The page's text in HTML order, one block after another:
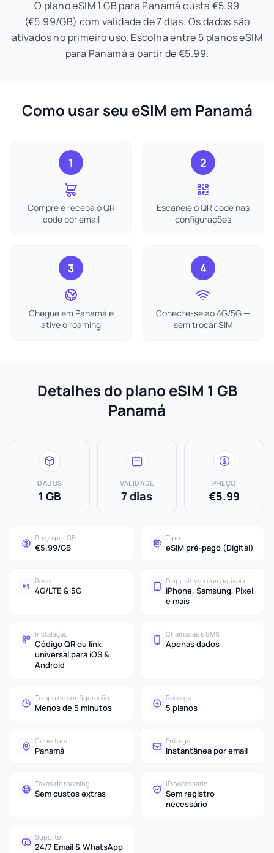
O plano eSIM 1 GB para Panamá custa €5.99
(€5.99/GB) com validade de 7 dias. Os dados são
ativados no primeiro uso. Escolha entre 5 planos eSIM
para Panamá a partir de €5.99.
Como usar seu eSIM em Panamá
1
Compre e receba o QR
code por email
2
Escaneie o QR code nas
configurações
3
Chegue em Panamá e
ative o roaming
4
Conecte-se ao 4G/5G —
sem trocar SIM
Detalhes do plano eSIM 1 GB
Panamá
DADOS
1 GB
VALIDADE
7 dias
PREÇO
€5.99
Preço por GB
€5.99/GB
Tipo
eSIM pré-pago (Digital)
Rede
4G/LTE & 5G
Dispositivos compatíveis
iPhone, Samsung, Pixel
e mais
Instalação
Código QR ou link
universal para iOS &
Android
Chamadas e SMS
Apenas dados
Tempo de configuração
Menos de 5 minutos
Recarga
5 planos
Cobertura
Panamá
Entrega
Instantânea por email
Taxas de roaming
Sem custos extras
ID necessário
Sem registro
necessário
Suporte
24/7 Email & WhatsApp